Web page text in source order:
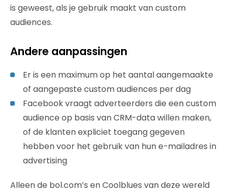
is geweest, als je gebruik maakt van custom
audiences.
Andere aanpassingen
Er is een maximum op het aantal aangemaakte
of aangepaste custom audiences per dag
Facebook vraagt adverteerders die een custom
audience op basis van CRM-data willen maken,
of de klanten expliciet toegang gegeven
hebben voor het gebruik van hun e-mailadres in
advertising
Alleen de bol.com’s en Coolblues van deze wereld